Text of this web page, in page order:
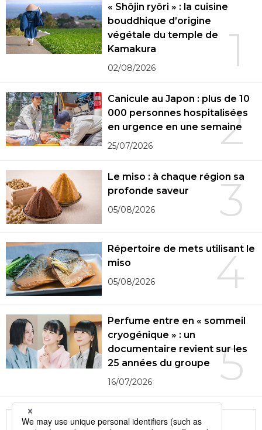
1
« Shôjin ryôri » : la cuisine
bouddhique d’origine
végétale du temple de
Kamakura
02/08/2026
2
Canicule au Japon : plus de 10
000 personnes hospitalisées
en urgence en une semaine
25/07/2026
3
Le miso : à chaque région sa
profonde saveur
05/08/2026
4
Répertoire de mets utilisant le
miso
05/08/2026
5
Perfume entre en « sommeil
cryogénique » : un
documentaire revient sur les
25 années du groupe
16/07/2026
More in this series